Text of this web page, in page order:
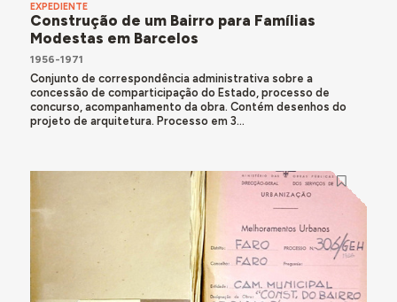
EXPEDIENTE
Construção de um Bairro para Famílias
Modestas em Barcelos
1956-1971
Conjunto de correspondência administrativa sobre a
concessão de comparticipação do Estado, processo de
concurso, acompanhamento da obra. Contém desenhos do
projeto de arquitetura. Processo em 3...